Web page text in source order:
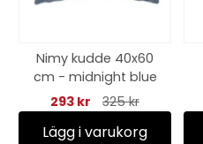
Nimy kudde 40x60
cm - midnight blue
293 kr
325 kr
Lägg i varukorg